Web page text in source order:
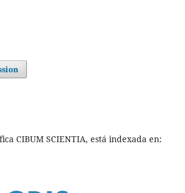
CIBUM SCIENTIA, está indexada en: